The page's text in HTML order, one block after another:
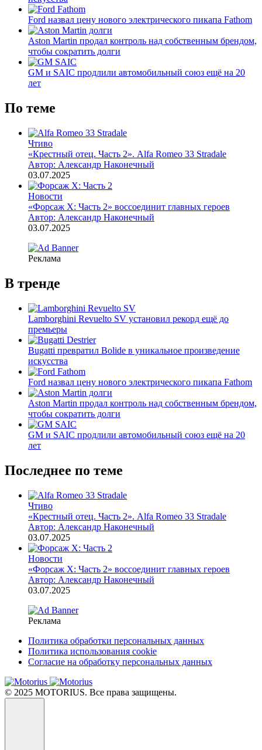
Ford назвал цену нового электрического пикапа Fathom
Aston Martin продал контроль над собственным брендом,
чтобы сократить долги
GM и SAIC продлили автомобильный союз ещё на 20
лет
По теме
Чтиво
«Крестный отец. Часть 2». Alfa Romeo 33 Stradale
Автор: Александр Наконечный
03.07.2025
Новости
«Форсаж X: Часть 2» воссоединит главных героев
Автор: Александр Наконечный
03.07.2025
Реклама
В тренде
Lamborghini Revuelto SV установил рекорд ещё до
премьеры
Bugatti превратил Bolide в уникальное произведение
искусства
Ford назвал цену нового электрического пикапа Fathom
Aston Martin продал контроль над собственным брендом,
чтобы сократить долги
GM и SAIC продлили автомобильный союз ещё на 20
лет
Последнее по теме
Чтиво
«Крестный отец. Часть 2». Alfa Romeo 33 Stradale
Автор: Александр Наконечный
03.07.2025
Новости
«Форсаж X: Часть 2» воссоединит главных героев
Автор: Александр Наконечный
03.07.2025
Реклама
Политика обработки персональных данных
Политика использования cookie
Согласие на обработку персональных данных
© 2025 MOTORIUS. Все права защищены.